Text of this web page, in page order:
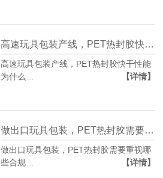
高速玩具包装产线，PET热封胶快干性能为什么如此重要
高速玩具包装产线，PET热封胶快干性能
为什么…
【详情】
做出口玩具包装，PET热封胶需要重视哪些合规风险
做出口玩具包装，PET热封胶需要重视哪
些合规…
【详情】